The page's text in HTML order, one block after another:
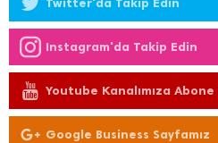
Twitter'da Takip Edin
Instagram'da Takip Edin
Youtube Kanalımıza
Google Business Sayfamız